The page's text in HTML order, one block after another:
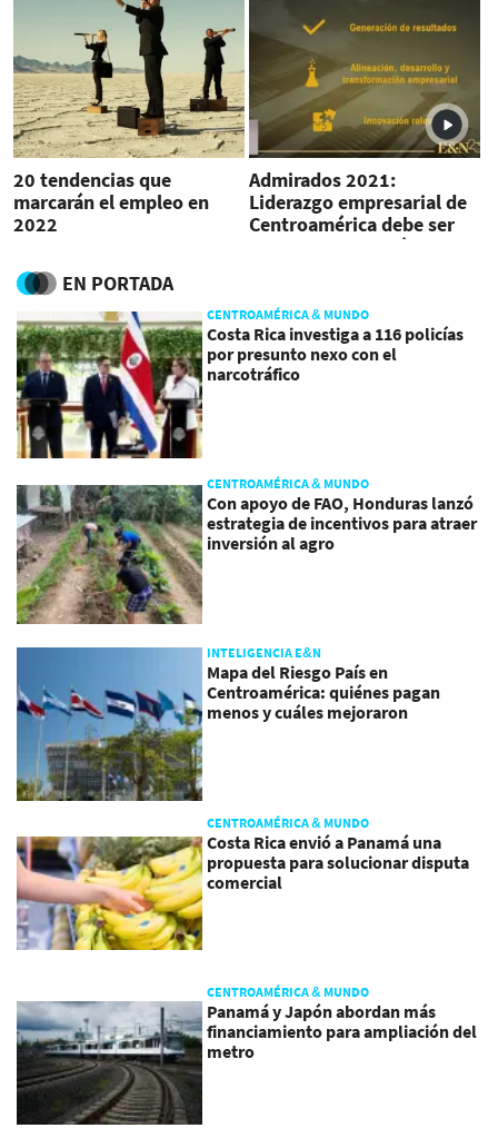
20 tendencias que
marcarán el empleo en
2022
Admirados 2021:
Liderazgo empresarial de
Centroamérica debe ser
visionario, estratégico e
EN PORTADA
CENTROAMÉRICA & MUNDO
Costa Rica investiga a 116 policías
por presunto nexo con el
narcotráfico
CENTROAMÉRICA & MUNDO
Con apoyo de FAO, Honduras lanzó
estrategia de incentivos para atraer
inversión al agro
INTELIGENCIA E&N
Mapa del Riesgo País en
Centroamérica: quiénes pagan
menos y cuáles mejoraron
CENTROAMÉRICA & MUNDO
Costa Rica envió a Panamá una
propuesta para solucionar disputa
comercial
CENTROAMÉRICA & MUNDO
Panamá y Japón abordan más
financiamiento para ampliación del
metro